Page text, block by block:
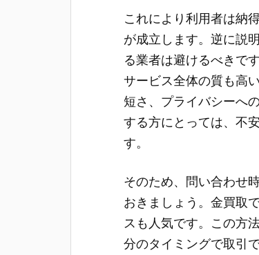
これにより利用者は納
が成立します。逆に説
る業者は避けるべきで
サービス全体の質も高
短さ、プライバシーへ
する方にとっては、不
す。
そのため、問い合わせ
おきましょう。金買取
スも人気です。この方
分のタイミングで取引